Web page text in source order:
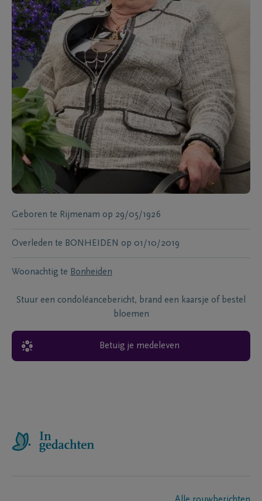
Geboren te Rijmenam op 29/05/1926
Overleden te BONHEIDEN op 01/10/2019
Woonachtig te Bonheiden
Stuur een condoléancebericht, brand een kaarsje of bestel
bloemen
Betuig je medeleven